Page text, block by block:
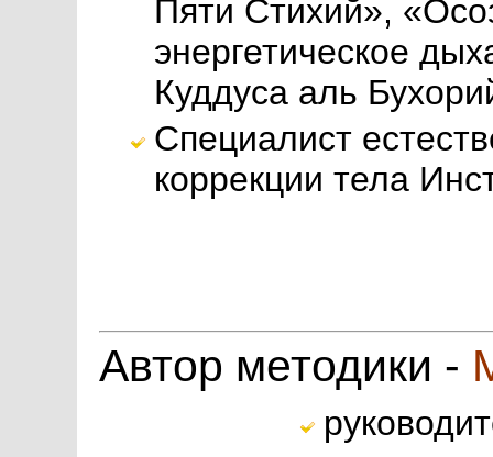
Пяти Стихий»,
энергетическое
Куддуса аль
Специалист
коррекции тела
Автор методики -